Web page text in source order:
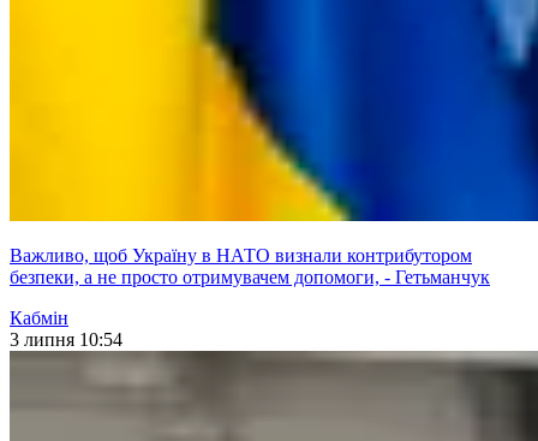
Важливо, щоб Україну в НАТО визнали контрибутором
безпеки, а не просто отримувачем допомоги, - Гетьманчук
Кабмін
3 липня 10:54